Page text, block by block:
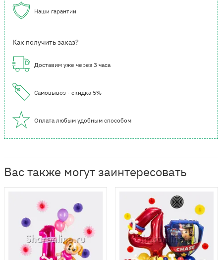
Наши гарантии
Как получить заказ?
Доставим уже через 3 часа
Самовывоз - скидка 5%
Оплата любым удобным способом
Вас также могут заинтересовать